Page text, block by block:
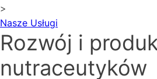
>
Nasze Usługi
Rozwój i
nutraceutyków